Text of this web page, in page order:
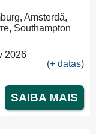
Amsterdã,
Southampton
2026
(+ datas)
SAIBA MAIS